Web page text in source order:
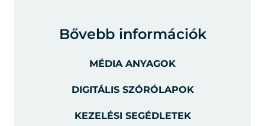
Bővebb információk
MÉDIA ANYAGOK
DIGITÁLIS SZÓRÓLAPOK
KEZELÉSI SEGÉDLETEK